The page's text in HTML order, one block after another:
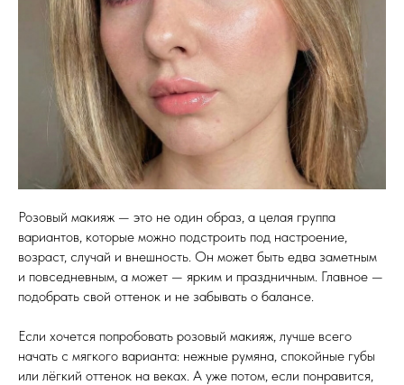
Розовый макияж — это не один образ, а целая группа
вариантов, которые можно подстроить под настроение,
возраст, случай и внешность. Он может быть едва заметным
и повседневным, а может — ярким и праздничным. Главное —
подобрать свой оттенок и не забывать о балансе.
Если хочется попробовать розовый макияж, лучше всего
начать с мягкого варианта: нежные румяна, спокойные губы
или лёгкий оттенок на веках. А уже потом, если понравится,